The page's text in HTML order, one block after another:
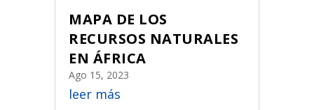
MAPA DE LOS
RECURSOS NATURALES
EN ÁFRICA
Ago 15, 2023
leer más